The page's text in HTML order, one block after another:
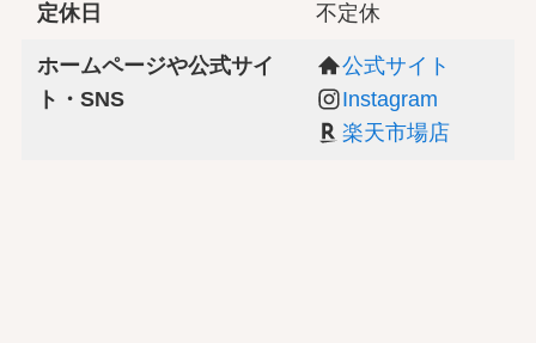
定休日 不定休
ホームページや公式サイ
ト・SNS
公式サイト
Instagram
楽天市場店